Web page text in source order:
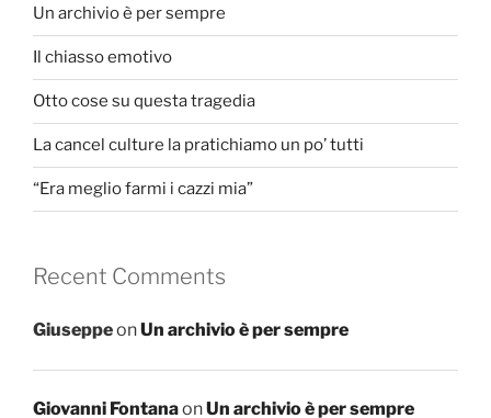
Un archivio è per sempre
Il chiasso emotivo
Otto cose su questa tragedia
La cancel culture la pratichiamo un po’ tutti
“Era meglio farmi i cazzi mia”
Recent Comments
GiuseppeonUn archivio è per sempre
Giovanni FontanaonUn archivio è per sempre